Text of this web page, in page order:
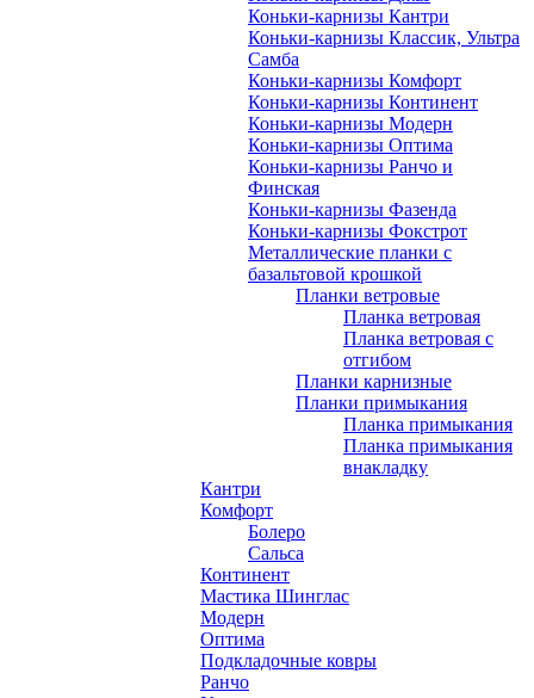
Коньки-карнизы Кантри
Коньки-карнизы Классик, Ультра
Самба
Коньки-карнизы Комфорт
Коньки-карнизы Континент
Коньки-карнизы Модерн
Коньки-карнизы Оптима
Коньки-карнизы Ранчо и
Финская
Коньки-карнизы Фазенда
Коньки-карнизы Фокстрот
Металлические планки с
базальтовой крошкой
Планки ветровые
Планка ветровая
Планка ветровая с
отгибом
Планки карнизные
Планки примыкания
Планка примыкания
Планка примыкания
внакладку
Кантри
Комфорт
Болеро
Сальса
Континент
Мастика Шинглас
Модерн
Оптима
Подкладочные ковры
Ранчо